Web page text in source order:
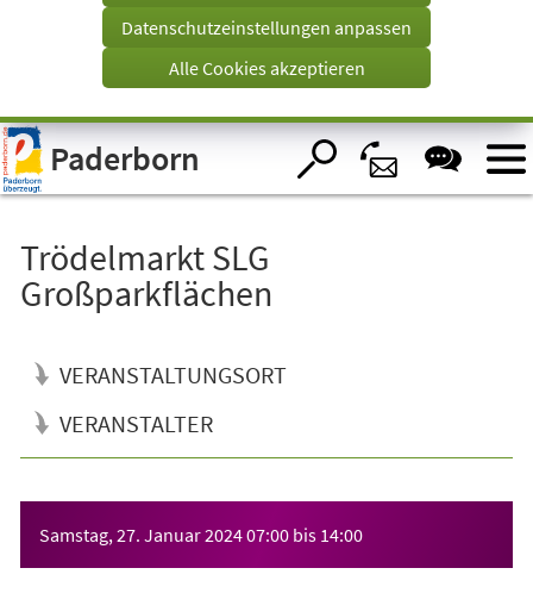
Visuelle
Assistenzsoftware
öffnen.
Tab)
Datenschutzeinstellungen anpassen
Alle Cookies akzeptieren
Paderborn
Trödelmarkt SLG
Großparkflächen
VERANSTALTUNGSORT
VERANSTALTER
Samstag, 27. Januar 202407:00 bis 14:00